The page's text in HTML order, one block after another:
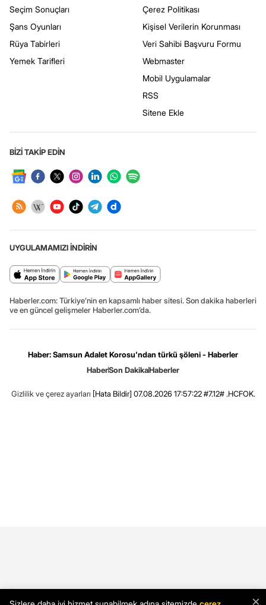
Seçim Sonuçları
Şans Oyunları
Rüya Tabirleri
Yemek Tarifleri
Çerez Politikası
Kişisel Verilerin Korunması
Veri Sahibi Başvuru Formu
Webmaster
Mobil Uygulamalar
RSS
Sitene Ekle
BİZİ TAKİP EDİN
UYGULAMAMIZI İNDİRİN
Haberler.com: Türkiye’nin en kapsamlı haber sitesi. Son dakika haberleri
ve en güncel gelişmeler Haberler.com’da.
Haber: Samsun Adalet Korosu'ndan türkü şöleni - Haberler
HaberSon DakikaHaberler
Gizlilik ve çerez ayarları [Hata Bildir] 07.08.2026 17:57:22 #7.12# .HCFOK.
×